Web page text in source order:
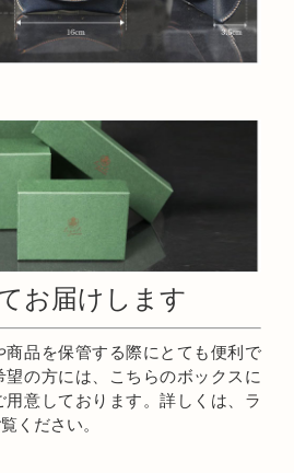
お届けします
商品を保管する際にとても便利で
の方には、こちらのボックスに
意しております。詳しくは、 ラ
ください。